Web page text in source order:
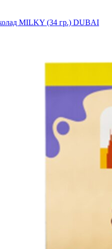
MILKY (34 гр.) DUBAI